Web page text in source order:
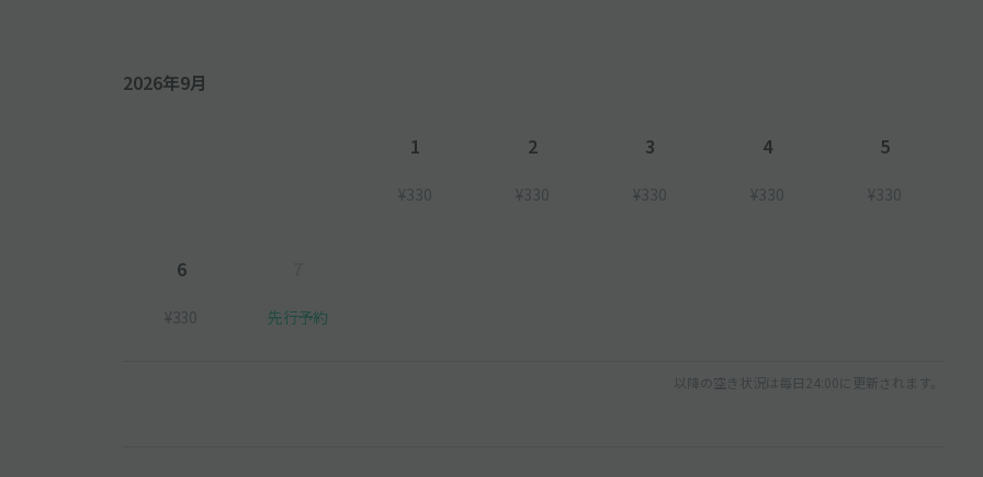
2026年9月
1
¥330
2
¥330
3
¥330
4
¥330
5
¥330
6
¥330 先行予約
以降の空き状況は毎日24:00に更新されます。